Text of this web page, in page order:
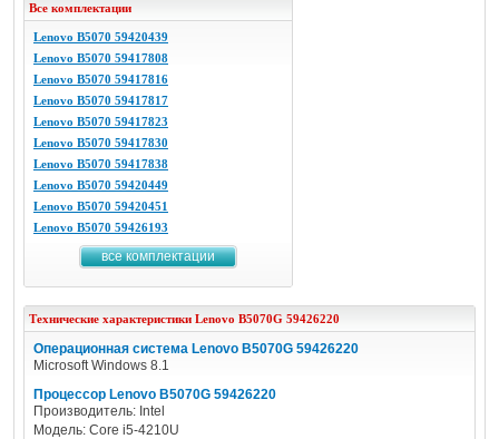
Все комплектации
Lenovo B5070 59420439
Lenovo B5070 59417808
Lenovo B5070 59417816
Lenovo B5070 59417817
Lenovo B5070 59417823
Lenovo B5070 59417830
Lenovo B5070 59417838
Lenovo B5070 59420449
Lenovo B5070 59420451
Lenovo B5070 59426193
все комплектации
Технические характеристики Lenovo B5070G 59426220
Операционная система Lenovo B5070G 59426220
Microsoft Windows 8.1
Процессор Lenovo B5070G 59426220
Производитель: Intel
Модель: Core i5-4210U